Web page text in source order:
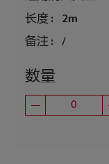
长度 :
2m
备注 :
/
数量